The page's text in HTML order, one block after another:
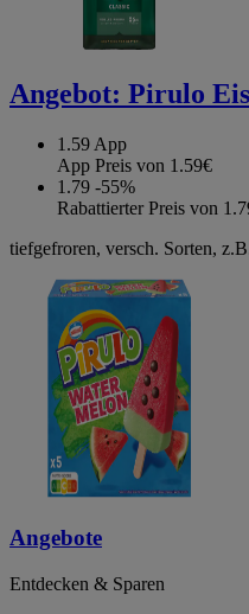
Angebot: Pirulo
1.59 App
App Preis von 1.59€
1.79 -55%
Rabattierter Preis von
tiefgefroren, versch. Sorten,
Angebote
Entdecken & Sparen